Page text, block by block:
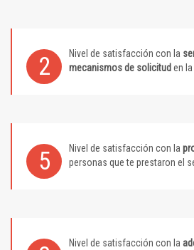
2 Nivel de satisfacción con la
mecanismos de solicitud en
5 Nivel de satisfacción con la
personas que te prestaron el
Nivel de satisfacción con la